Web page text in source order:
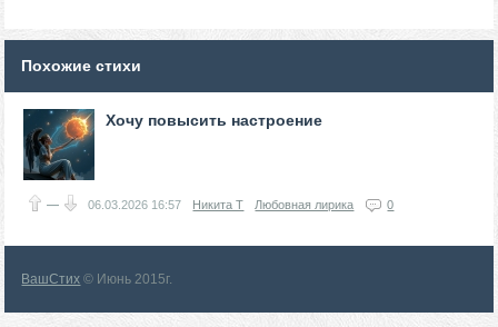
Похожие стихи
Хочу повысить настроение
— 06.03.2026 16:57 Никита Т Любовная лирика 0
ВашСтих © Июнь 2015г.